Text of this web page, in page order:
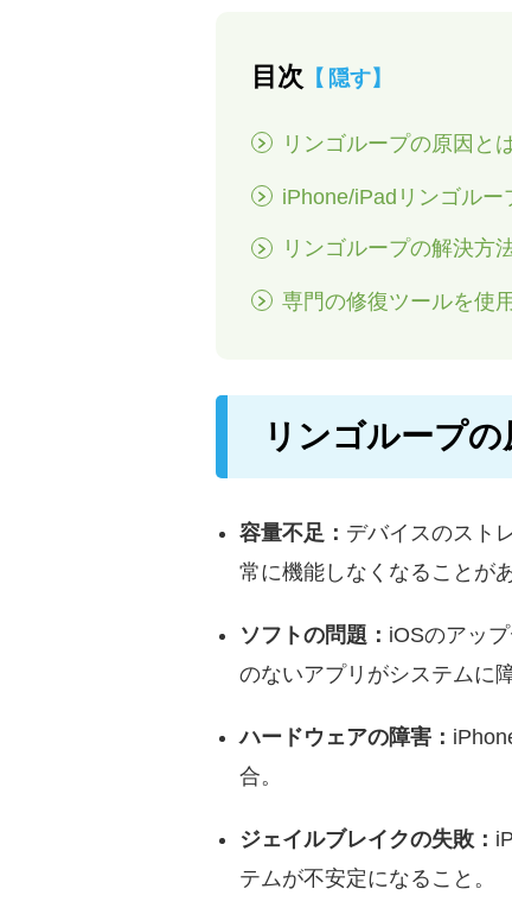
目次 隠す
リンゴループの原因と
iPhone/iPadリンゴル
リンゴループの解決方
専門の修復ツールを使
リンゴループの
容量不足： デバイスのスト
常に機能しなくなることが
ソフトの問題： iOSのアッ
のないアプリがシステムに
ハードウェアの障害：
合。
ジェイルブレイクの失敗：
テムが不安定になること。